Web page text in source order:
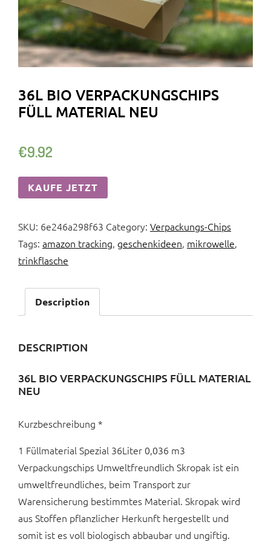
36L BIO VERPACKUNGSCHIPS
FÜLL MATERIAL NEU
€9.92
KAUFE JETZT
SKU: 6e246a298f63 Category: Verpackungs-Chips
Tags: amazon tracking, geschenkideen, mikrowelle,
trinkflasche
Description
DESCRIPTION
36L BIO VERPACKUNGSCHIPS FÜLL MATERIAL
NEU
Kurzbeschreibung *
1 Füllmaterial Spezial 36Liter 0,036 m3
Verpackungschips Umweltfreundlich Skropak ist ein
umweltfreundliches, beim Transport zur
Warensicherung bestimmtes Material. Skropak wird
aus Stoffen pflanzlicher Herkunft hergestellt und
somit ist es voll biologisch abbaubar und ungiftig.